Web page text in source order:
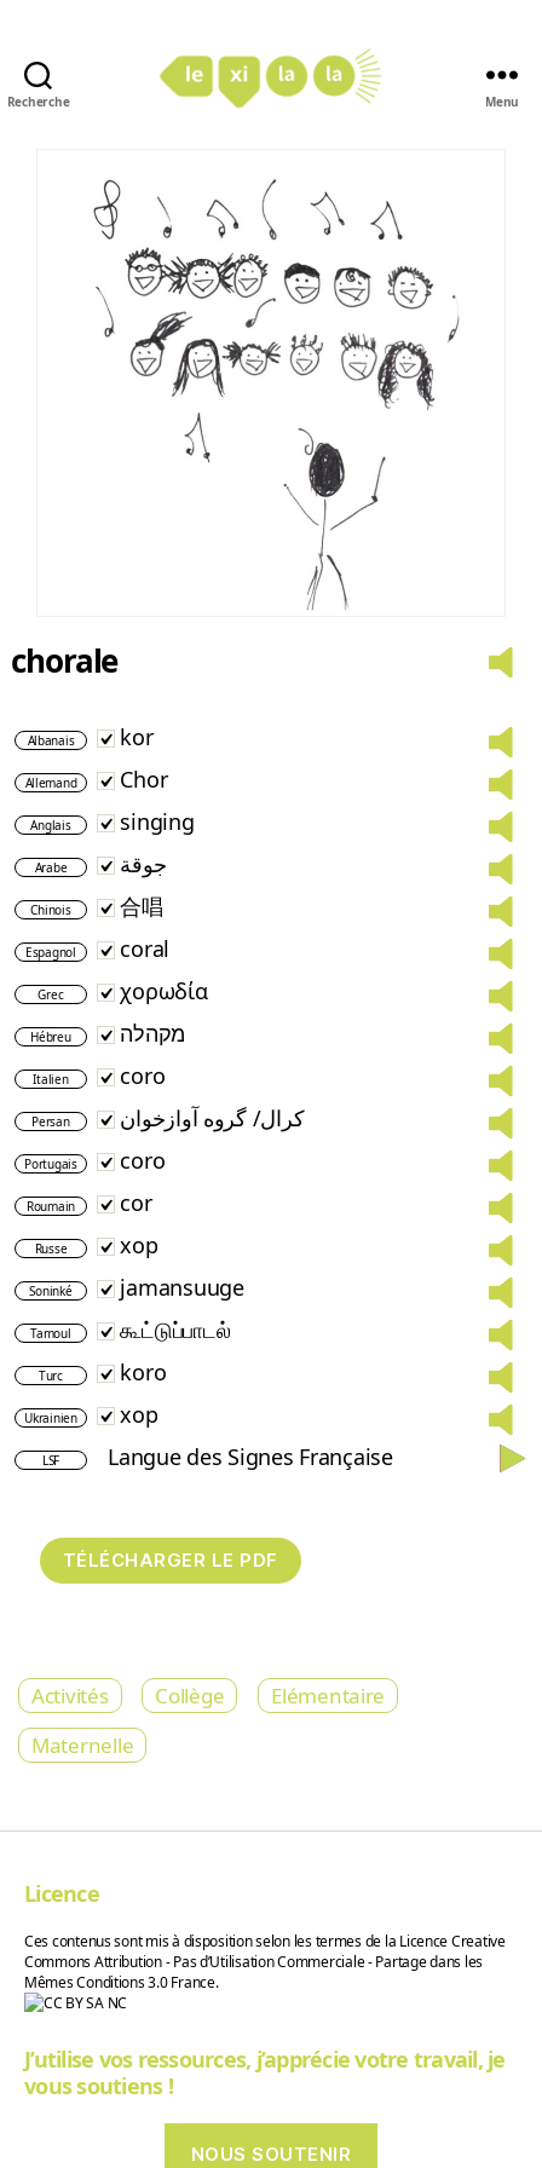
Recherche Menu
chorale
Albanais kor
Allemand Chor
Anglais singing
Arabe جوقة
Chinois 合唱
Espagnol coral
Grec χορωδία
Hébreu מקהלה
Italien coro
Persan کرال/ گروه آوازخوان
Portugais coro
Roumain cor
Russe хор
Soninké jamansuuge
Tamoul கூட்டுப்பாடல்
Turc koro
Ukrainien хор
LSF Langue des Signes Française
Activités Collège
Elémentaire
Maternelle
Licence
Ces contenus sont mis à disposition selon les termes de la Licence Creative
Commons Attribution - Pas d’Utilisation Commerciale - Partage dans les
Mêmes Conditions 3.0 France.
J’utilise vos ressources, j’apprécie votre travail, je
vous soutiens !
NOUS SOUTENIR